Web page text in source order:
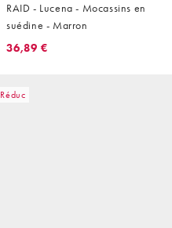
RAID - Lucena - Mocassins en
suédine - Marron
36,89 €
Réduc